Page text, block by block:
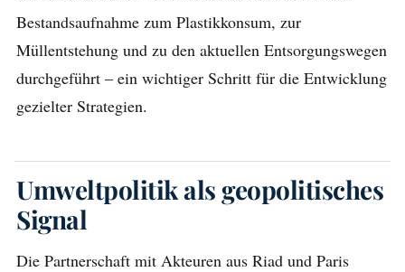
Bestandsaufnahme zum Plastikkonsum, zur
Müllentstehung und zu den aktuellen Entsorgungswegen
durchgeführt – ein wichtiger Schritt für die Entwicklung
gezielter Strategien.
Umweltpolitik als geopolitisches
Signal
Die Partnerschaft mit Akteuren aus Riad und Paris